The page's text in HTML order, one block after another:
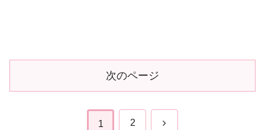
次のページ
1 2 次